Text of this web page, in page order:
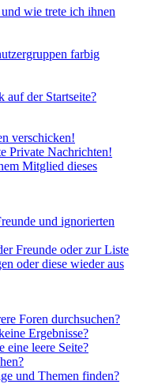
wie trete ich ihnen
farbig
auf der Startseite?
verschicken!
Private Nachrichten!
Mitglied dieses
und ignorierten
Freunde oder zur Liste
oder diese wieder aus
Foren durchsuchen?
Ergebnisse?
eine leere Seite?
und Themen finden?